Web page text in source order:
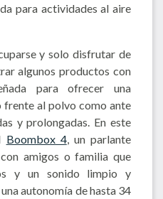
para actividades al aire
y solo disfrutar de
algunos productos con
para ofrecer una
al polvo como ante
y prolongadas. En este
Boombox 4, un parlante
amigos o familia que
y un sonido limpio y
autonomía de hasta 34